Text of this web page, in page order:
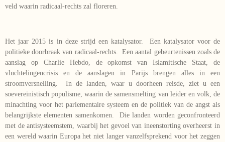
veld waarin radicaal-rechts zal floreren.
Het jaar 2015 is in deze strijd een katalysator. Een katalysator voor de
politieke doorbraak van radicaal-rechts. Een aantal gebeurtenissen zoals de
aanslag op Charlie Hebdo, de opkomst van Islamitische Staat, de
vluchtelingencrisis en de aanslagen in Parijs brengen alles in een
stroomversnelling. In de landen, waar u doorheen reisde, ziet u een
soevereinistisch populisme, waarin de samensmelting van leider en volk, de
minachting voor het parlementaire systeem en de politiek van de angst als
belangrijkste elementen samenkomen. Die landen worden geconfronteerd
met de antisysteemstem, waarbij het gevoel van ineenstorting overheerst in
een wereld waarin Europa het niet langer vanzelfsprekend voor het zeggen